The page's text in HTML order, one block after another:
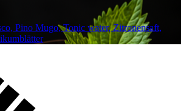
Pino Mugo, Tonic water, Zitronensaft,